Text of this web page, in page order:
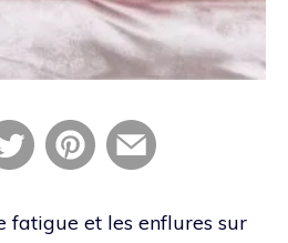
fatigue et les enflures sur